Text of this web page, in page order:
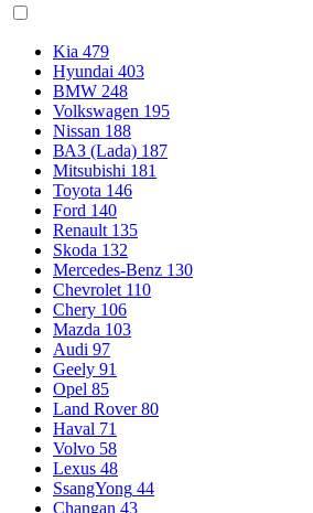
Kia 479
Hyundai 403
BMW 248
Volkswagen 195
Nissan 188
ВАЗ (Lada) 187
Mitsubishi 181
Toyota 146
Ford 140
Renault 135
Skoda 132
Mercedes-Benz 130
Chevrolet 110
Chery 106
Mazda 103
Audi 97
Geely 91
Opel 85
Land Rover 80
Haval 71
Volvo 58
Lexus 48
SsangYong 44
Changan 43